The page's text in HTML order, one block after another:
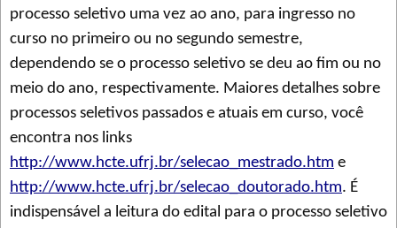
processo seletivo uma vez ao ano, para ingresso no
curso no primeiro ou no segundo semestre,
dependendo se o processo seletivo se deu ao fim ou no
meio do ano, respectivamente. Maiores detalhes sobre
processos seletivos passados e atuais em curso, você
encontra nos links
http://www.hcte.ufrj.br/selecao_mestrado.htm e
http://www.hcte.ufrj.br/selecao_doutorado.htm. É
indispensável a leitura do edital para o processo seletivo